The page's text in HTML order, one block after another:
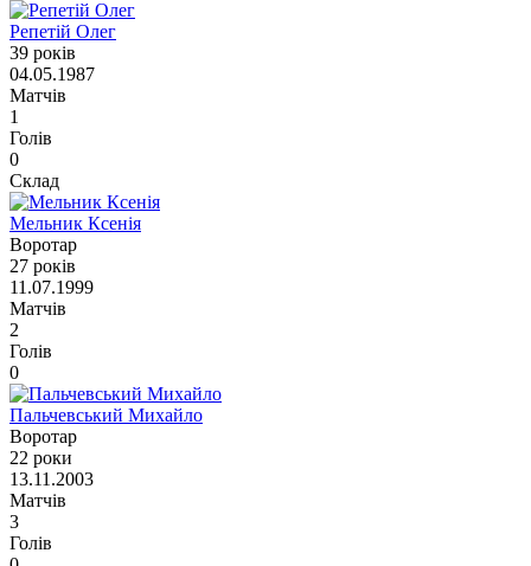
Репетій Олег
39 років
04.05.1987
Матчів
1
Голів
0
Склад
Мельник Ксенія
Воротар
27 років
11.07.1999
Матчів
2
Голів
0
Пальчевський Михайло
Воротар
22 роки
13.11.2003
Матчів
3
Голів